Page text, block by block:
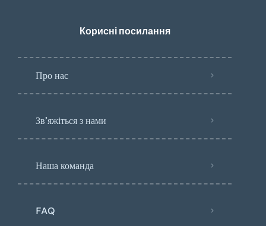
Корисні посилання
Про нас
Зв’яжіться з нами
Наша команда
FAQ